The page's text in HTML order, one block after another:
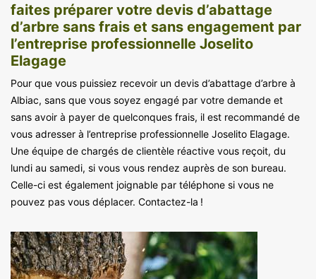
faites préparer votre devis d’abattage
d’arbre sans frais et sans engagement par
l’entreprise professionnelle Joselito
Elagage
Pour que vous puissiez recevoir un devis d’abattage d’arbre à
Albiac, sans que vous soyez engagé par votre demande et
sans avoir à payer de quelconques frais, il est recommandé de
vous adresser à l’entreprise professionnelle Joselito Elagage.
Une équipe de chargés de clientèle réactive vous reçoit, du
lundi au samedi, si vous vous rendez auprès de son bureau.
Celle-ci est également joignable par téléphone si vous ne
pouvez pas vous déplacer. Contactez-la !